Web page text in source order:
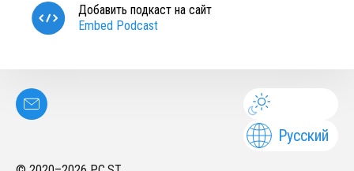
Добавить подкаст на сайт
Embed Podcast
Русский